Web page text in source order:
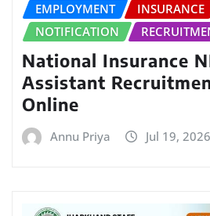
EMPLOYMENT INSURANCE
NOTIFICATION
National Insurance
Assistant
Online
Annu Priya Jul 19, 2026